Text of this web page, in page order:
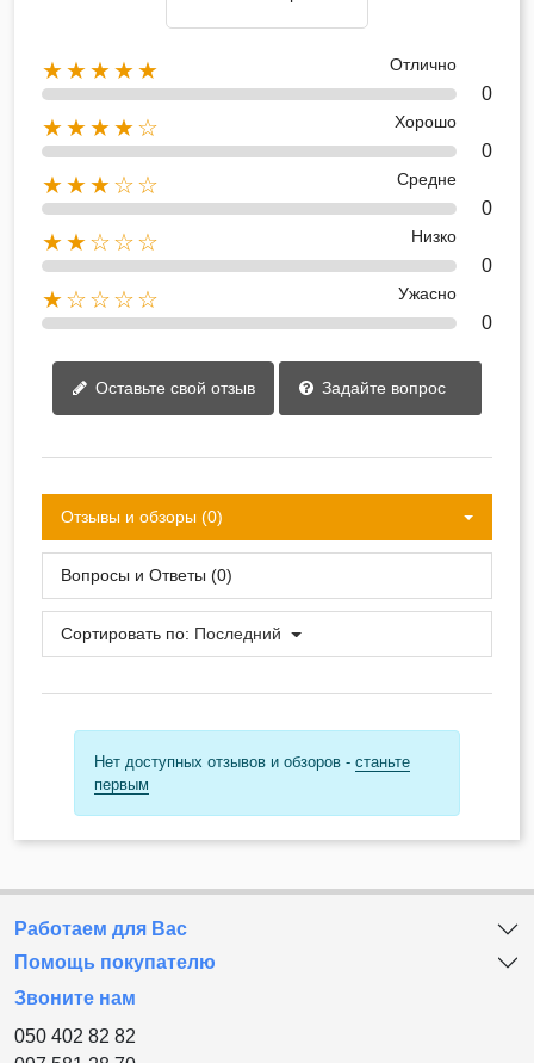
★★★★★ Отлично
0
★★★★☆ Хорошо
0
★★★☆☆ Средне
0
★★☆☆☆ Низко
0
★☆☆☆☆ Ужасно
0
Оставьте свой отзыв Задайте вопрос
Отзывы и обзоры (0)
Вопросы и Ответы (0)
Сортировать по: Последний
Нет доступных отзывов и обзоров - станьте
первым
Работаем для Вас
Помощь покупателю
Звоните нам
050 402 82 82